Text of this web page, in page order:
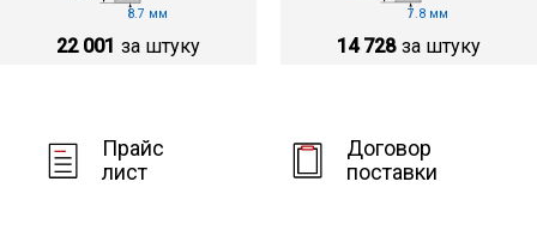
8.7 мм
22 001 за штуку
7.8 мм
14 728 за штуку
Прайс
лист
Договор
поставки